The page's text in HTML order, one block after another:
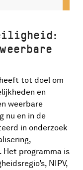
tot doel om
en
weerbare
nu en in de
in onderzoek
Het programma is
NIPV,